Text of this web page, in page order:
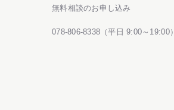
無料相談のお申し込み
078-806-8338（平日 9:00～19:00）